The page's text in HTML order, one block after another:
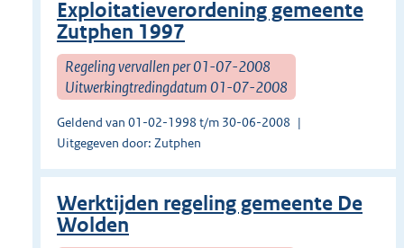
Exploitatieverordening gemeente
Zutphen 1997
Regeling vervallen per 01-07-2008
Uitwerkingtredingdatum 01-07-2008
Geldend van 01-02-1998 t/m 30-06-2008
Uitgegeven door: Zutphen
Werktijden regeling gemeente De
Wolden